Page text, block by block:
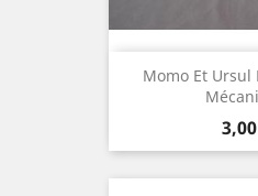
Momo Et Ursul
Prix